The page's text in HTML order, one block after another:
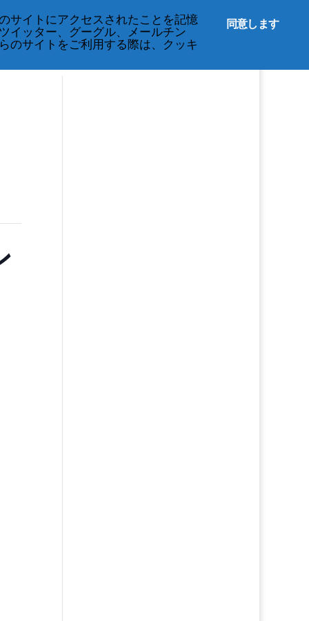
同意します
サイトにアクセスされたことを記憶
イッター、グーグル、メールチン
のサイトをご利用する際は、クッキ